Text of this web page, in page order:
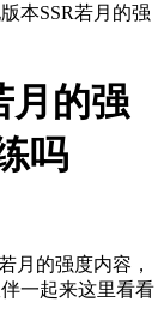
本SSR若月的强
月的强
吗
月的强度内容，
一起来这里看看